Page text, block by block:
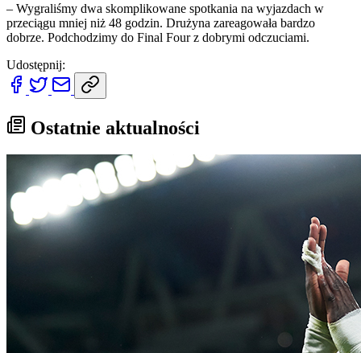
– Wygraliśmy dwa skomplikowane spotkania na wyjazdach w
przeciągu mniej niż 48 godzin. Drużyna zareagowała bardzo
dobrze. Podchodzimy do Final Four z dobrymi odczuciami.
Udostępnij:
Ostatnie aktualności